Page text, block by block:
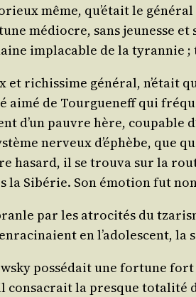
même, qu’était le
médiocre, sans jeu­nesse
impla­cable de la tyran­nie
richis­sime géné­ral, n’était
aimé de Tour­gue­neff qui
d’un pauvre hère, cou­pable
ner­veux d’éphèbe,
hasard, il se trou­va sur la
la Sibé­rie. Son émo­tion fut
par les atro­ci­tés du
en l’adolescent,
pos­sé­dait une for­tune
la presque tota­li­té